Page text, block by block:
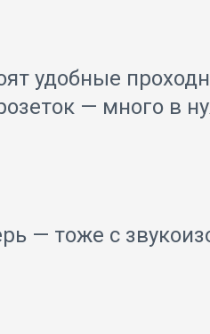
удобные
— много в
— тоже с